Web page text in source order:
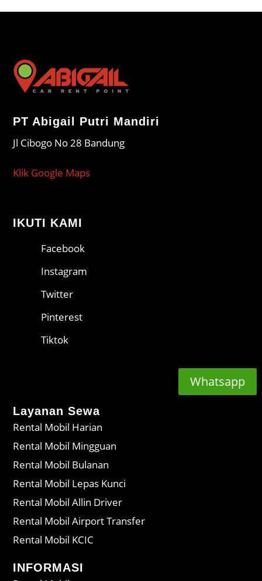
PT Abigail Putri Mandiri
Jl Cibogo No 28 Bandung
Klik Google Maps
IKUTI KAMI
Facebook
Instagram
Twitter
Pinterest
Tiktok
Layanan Sewa
Rental Mobil Harian
Rental Mobil Mingguan
Rental Mobil Bulanan
Rental Mobil Lepas Kunci
Rental Mobil Allin Driver
Rental Mobil Airport Transfer
Rental Mobil KCIC
INFORMASI
Whatsapp